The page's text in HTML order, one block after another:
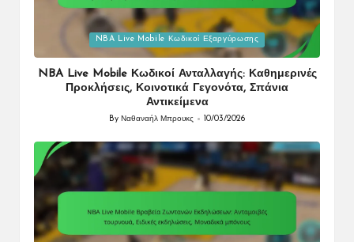
in
NBA Live Mobile Κωδικοί Εξαργύρωσης
NBA Live Mobile Κωδικοί Ανταλλαγής: Καθημερινές
Προκλήσεις, Κοινοτικά Γεγονότα, Σπάνια
Αντικείμενα
Posted
By Ναθαναήλ Μπρουκς 10/03/2026